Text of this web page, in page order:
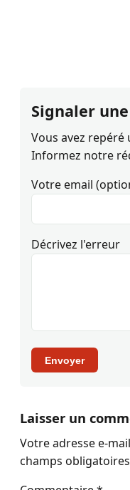
Signaler
Vous avez repéré
Informez notre
Votre email
Décrivez l'erreur
Envoyer
Laisser un
Votre adresse e-
champs